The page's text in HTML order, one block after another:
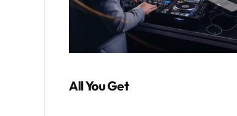
All You Get